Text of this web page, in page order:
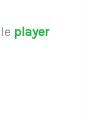
player